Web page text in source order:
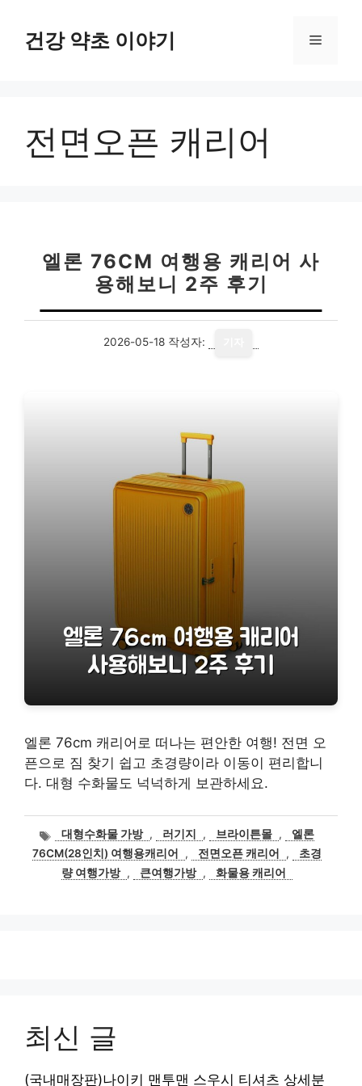
건강 약초 이야기 메
전면오픈 캐리어
엘론 76CM 여행용 캐리어 사
용해보니 2주 후기
2026-05-18 작성자:
엘론 76cm 캐리어로 떠나는 편안한 여행! 전면 오
픈으로 짐 찾기 쉽고 초경량이라 이동이 편리합니
다. 대형 수화물도 넉넉하게 보관하세요.
태
그
대형수화물 가방 , 러기지 , 브라이튼몰 ,
엘론
76CM(28인치) 여행용캐리어
, 전면오픈 캐리어 ,
초경
량 여행가방 , 큰여행가방 , 화물용 캐리어
최신 글
(국내매장판)나이키 맨투맨 스우시 티셔츠 상세분